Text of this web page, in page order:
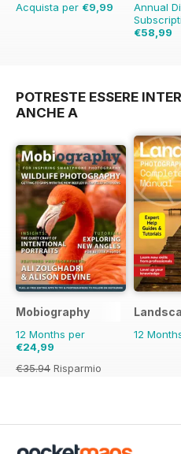
Acquista per €9,99
Annual
€58,99
POTRESTE ESSERE
ANCHE A
Mobiography
12 Months per
€24,99
€35.94 Risparmio
12